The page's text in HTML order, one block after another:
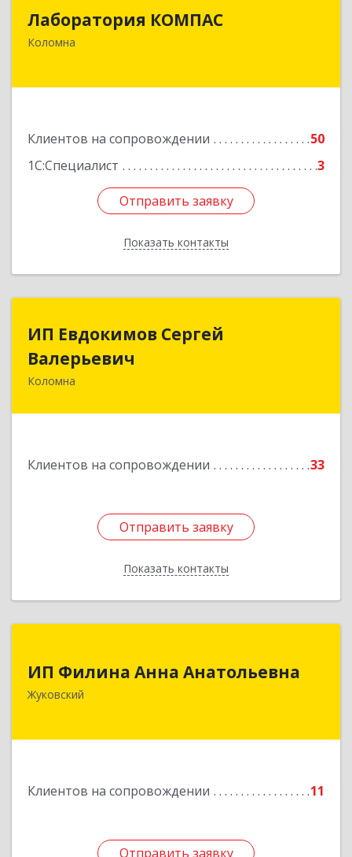
Лаборатория КОМПАС
Коломна
Клиентов на сопровождении
50
1С:Специалист
3
Отправить заявку
Показать контакты
140415, Московская обл, Коломна г, Л.Толстого
Подробнее
Отправить заявку
Назад
ИП Евдокимов Сергей
Валерьевич
Коломна
Клиентов на сопровождении 33
Отправить заявку
Показать контакты
ИП Евдокимов Сергей
Валерьевич
Отправить заявку
Назад
ИП Филина Анна Анатольевна
Жуковский
Клиентов на сопровождении 11
Отправить заявку
Подробнее
Отправить заявку